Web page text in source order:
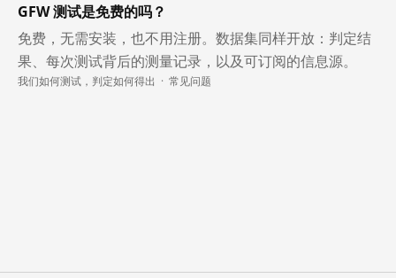
GFW 测试是免费的吗？
免费，无需安装，也不用注册。数据集同样开放：判定结
果、每次测试背后的测量记录，以及可订阅的信息源。
我们如何测试，判定如何得出 · 常见问题